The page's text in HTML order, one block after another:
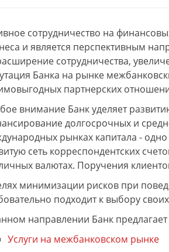
12.08.2021
и монтаж
качественно и
Максим
работу. Все
понимание и
сотрудничество на
и является перспективным
сотрудничества,
Банка на рынке
партнерских
внимание Банк уделяет
долгосрочных и
рынках капитала -
сеть корреспондентских
валютах. Поручения
минимизации рисков при
подходит к выбору
направлении Банк
Услуги на межбанковском рынке